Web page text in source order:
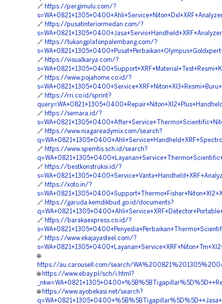
🔗 https://pergimulu.com/?
🔗 https://pusatinteriormedan.com/?
🔗 https://tukangplafonpalembang.com/?
🔗 https://visualkarya.com/?
🔗 https://www.pojahome.co.id/?
🔗 https://rri.co.id/sprint?
🔗 https://semara.id/?
🔗 https://www.niagareadymix.com/search?
🔗 https://www.spemtis.sch.id/search?
🔗 https://bestkonstruksi.id/?
🔗 https://xoto.in/?
🔗 https://garuda.kemdikbud.go.id/documents?
🔗 https://barakaexpress.co.id/?
🔗 https://www.ekajayasteel.com/?
🌐
https://au.carousell.com/search/
🌐 https://www.ebay.pl/sch/i.html?
🌐 https://www.ayobekasi.net/search?